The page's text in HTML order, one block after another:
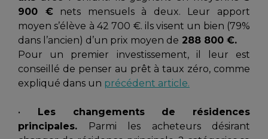
900 €nets mensuels à deux. Leur apport
moyen s’élève à 42 700 €. ils visent un bien (79%
dans l’ancien) d’un prix moyen de 288 800 €.
Pour un premier investissement, il leur est
conseillé de penser au prêt à taux zéro, comme
expliqué dans un précédent article.
• Les changements de résidences
principales. Parmi les acheteurs désirant